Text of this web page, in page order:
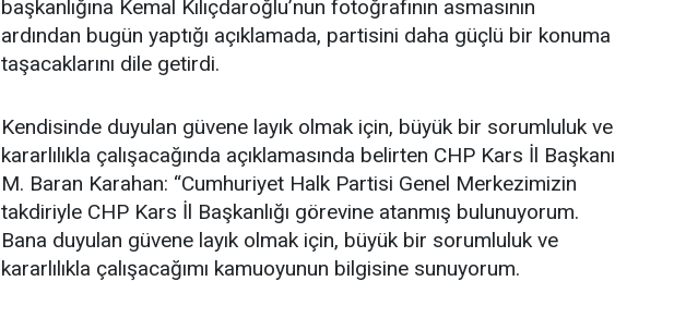
başkanlığına Kemal Kılıçdaroğlu’nun fotoğrafının asmasının
ardından bugün yaptığı açıklamada, partisini daha güçlü bir konuma
taşacaklarını dile getirdi.
Kendisinde duyulan güvene layık olmak için, büyük bir sorumluluk ve
kararlılıkla çalışacağında açıklamasında belirten CHP Kars İl Başkanı
M. Baran Karahan: “Cumhuriyet Halk Partisi Genel Merkezimizin
takdiriyle CHP Kars İl Başkanlığı görevine atanmış bulunuyorum.
Bana duyulan güvene layık olmak için, büyük bir sorumluluk ve
kararlılıkla çalışacağımı kamuoyunun bilgisine sunuyorum.